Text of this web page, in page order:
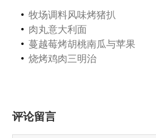
牧场调料风味烤猪扒
肉丸意大利面
蔓越莓烤胡桃南瓜与苹果
烧烤鸡肉三明治
评论留言